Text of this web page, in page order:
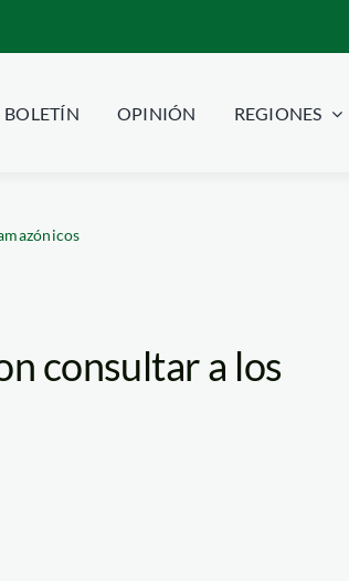
BOLETÍN OPINIÓN REGIONES
consultar a los